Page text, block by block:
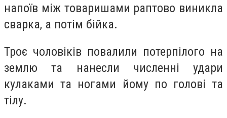
напоїв між товаришами раптово виникла
сварка, а потім бійка.
Троє чоловіків повалили потерпілого на
землю та нанесли численні удари
кулаками та ногами йому по голові та
тілу.